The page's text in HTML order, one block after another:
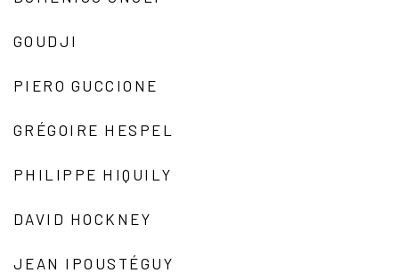
GOUDJI
PIERO GUCCIONE
GRÉGOIRE HESPEL
PHILIPPE HIQUILY
DAVID HOCKNEY
JEAN IPOUSTÉGUY